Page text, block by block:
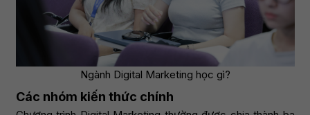
Ngành Digital Marketing học gì?
Các nhóm kiến thức chính